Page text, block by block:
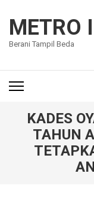
konten
(Tekan
METRO
Berani Tampil Beda
KADES
TAHUN